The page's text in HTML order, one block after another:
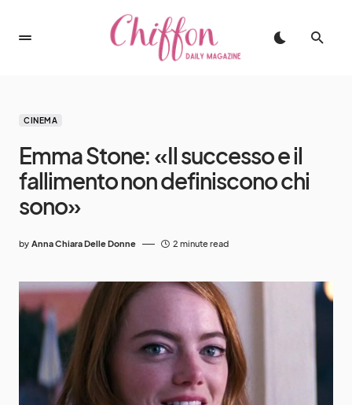
CINEMA
Emma Stone: «Il successo e il
fallimento non definiscono chi
sono»
by Anna Chiara Delle Donne 2 minute read